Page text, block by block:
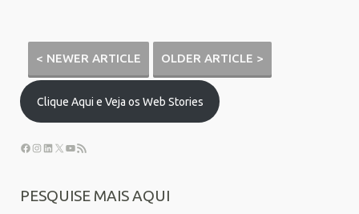
< NEWER ARTICLE OLDER ARTICLE >
Clique Aqui e Veja os Web Stories
PESQUISE MAIS AQUI